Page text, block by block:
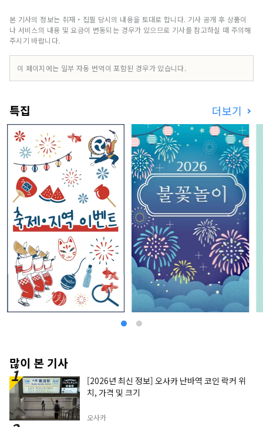
에 닫아 즐겨 온 일본술의 맛과 즐기는 방법을 전세
계의 사람들에게 전해, 그 지위를 높이는 것을 목표
람들에게 발신해 갑니다. https://link.sake-
beyond.com/instagram_m
본 기사의 정보는 취재・집필 당시의 내용을 토대로 합니다. 기사 공개 후 상품이
나 서비스의 내용 및 요금이 변동되는 경우가 있으므로 기사를 참고하실 때 주의해
주시기 바랍니다.
이 페이지에는 일부 자동 번역이 포함된 경우가 있습니다.
특집 더보기
많이 본 기사
[2026년 최신 정보] 오사카 난바역 코인 락커 위
치, 가격 및 크기
오사카